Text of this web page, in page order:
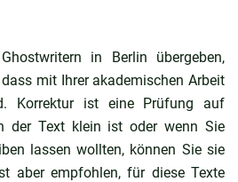
in Berlin übergeben,
mit Ihrer akademischen Arbeit
Korrektur ist eine Prüfung auf
der Text klein ist oder wenn Sie
lassen wollten, können Sie sie
aber empfohlen, für diese Texte